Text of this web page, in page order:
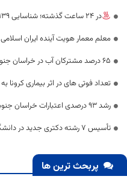
در 24 ساعت گذشته؛ شناسایی 139 بیمار جدید کرونا در خراسان جنوبی
معلم معمار هویت آینده ایران اسلامی
۶۵ درصد مشترکان آب در خراسان جنوبی کم‌مصرف هستند
تعداد فوتی های در اثر بیماری کرونا به 714 مورد در خراسان جنوبی رسید؛
رشد ۹۳ درصدی اعتبارات خراسان جنوبی در سال جاری
تأسیس ۷ رشته دکتری جدید در دانشگاه بیرجند
پربحث ترین ها